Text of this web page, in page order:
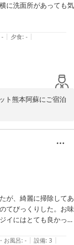
に洗面所があっても気
- | 夕食: - |
ト熊本阿蘇にご宿泊
地やお部屋の快適
が、綺麗に掃除してあ
てびっくりした。お味
イにはとても良かっ
お風呂: - | 設備: 3 |